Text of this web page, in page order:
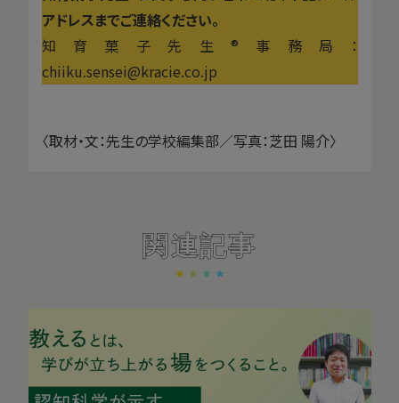
アドレスまでご連絡ください。
知育菓子先生®事務局：
chiiku.sensei@kracie.co.jp
〈取材・文：先生の学校編集部／写真：芝田 陽介〉
関連記事